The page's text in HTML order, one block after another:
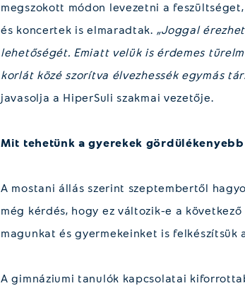
megszokott módon levezetni a
és koncertek is elmaradtak. „Joggal
lehetőségét. Emiatt velük is érdemes
korlát közé szorítva élvezhessék egymás
javasolja a HiperSuli szakmai vezetője.
Mit tehetünk a gyerekek
A mostani állás szerint szeptembertől
még kérdés, hogy ez változik-e a
magunkat és gyermekeinket is
A gimnáziumi tanulók kapcsolatai